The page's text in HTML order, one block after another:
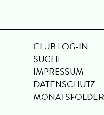
CLUB LOG-IN
SUCHE
IMPRESSUM
DATENSCHUTZ
MONATSFOLDER